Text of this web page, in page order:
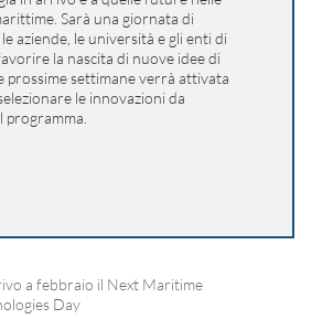
Sarà una giornata di
aziende, le università e gli enti di
la nascita di nuove idee di
prossime settimane verrà attivata
le innovazioni da
programma.
a febbraio il Next Maritime
Day